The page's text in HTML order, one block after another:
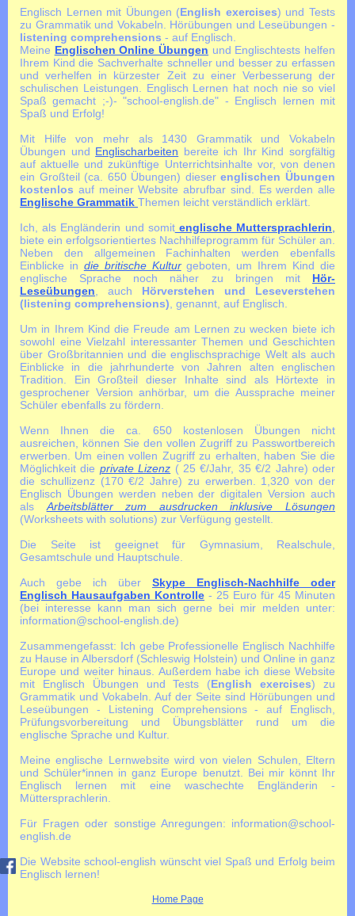
Englisch Lernen mit Übungen (English exercises) und Tests
zu Grammatik und Vokabeln. Hörübungen und Leseübungen -
listening comprehensions - auf Englisch.
Meine Englischen Online Übungen und Englischtests helfen
Ihrem Kind die Sachverhalte schneller und besser zu erfassen
und verhelfen in kürzester Zeit zu einer Verbesserung der
schulischen Leistungen. Englisch Lernen hat noch nie so viel
Spaß gemacht ;-)- "school-english.de" - Englisch lernen mit
Spaß und Erfolg!
Mit Hilfe von mehr als 1430 Grammatik und Vokabeln
Übungen und Englischarbeiten bereite ich Ihr Kind sorgfältig
auf aktuelle und zukünftige Unterrichtsinhalte vor, von denen
ein Großteil (ca. 650 Übungen) dieserenglischen Übungen
kostenlos auf meiner Website abrufbar sind. Es werden alle
Englische Grammatik Themen leicht verständlich erklärt.
Ich, als Engländerin und somitenglische Muttersprachlerin
biete ein erfolgsorientiertes Nachhilfeprogramm für Schüler an.
Neben den allgemeinen Fachinhalten werden ebenfalls
Einblicke in die britische Kulturgeboten, um Ihrem Kind die
englische Sprache noch näher zu bringen mit Hör-
Leseübungen , auch Hörverstehen und Leseverstehen
(listening comprehensions) , genannt, auf Englisch.
Um in Ihrem Kind die Freude am Lernen zu wecken biete ich
sowohl eine Vielzahl interessanter Themen und Geschichten
über Großbritannien und die englischsprachige Welt als auch
Einblicke in die jahrhunderte von Jahren alten englischen
Tradition. Ein Großteil dieser Inhalte sind als Hörtexte in
gesprochener Version anhörbar, um die Aussprache meiner
Schüler ebenfalls zu fördern.
Wenn Ihnen die ca. 650 kostenlosen Übungen nicht
ausreichen, können Sie den vollen Zugriff zu Passwortbereich
erwerben. Um einen vollen Zugriff zu erhalten, haben Sie die
Möglichkeit die private Lizenz ( 25 €/Jahr, 35 €/2 Jahre) oder
die schullizenz (170 €/2 Jahre) zu erwerben. 1,320 von der
Englisch Übungen werden neben der digitalen Version auch
als Arbeitsblätter zum ausdrucken inklusive Lösungen
(Worksheets with solutions) zur Verfügung gestellt.
Die Seite ist geeignet für Gymnasium, Realschule,
Gesamtschule und Hauptschule.
Auch gebe ich über Skype Englisch-Nachhilfe oder
Englisch Hausaufgaben Kontrolle - 25 Euro für 45 Minuten
(bei interesse kann man sich gerne bei mir melden unter:
information@school-english.de)
Zusammengefasst: Ich gebe Professionelle Englisch Nachhilfe
zu Hause in Albersdorf (Schleswig Holstein) und Online in ganz
Europe und weiter hinaus. Außerdem habe ich diese Website
mit Englisch Übungen und Tests (English exercises) zu
Grammatik und Vokabeln. Auf der Seite sind Hörübungen und
Leseübungen - Listening Comprehensions - auf Englisch,
Prüfungsvorbereitung und Übungsblätter rund um die
englische Sprache und Kultur.
Meine englische Lernwebsite wird von vielen Schulen, Eltern
und Schüler*innen in ganz Europe benutzt. Bei mir könnt Ihr
Englisch lernen mit eine waschechte Engländerin -
Müttersprachlerin.
Für Fragen oder sonstige Anregungen: information@school-
english.de
Die Website school-english wünscht viel Spaß und Erfolg beim
Englisch lernen!
Home Page